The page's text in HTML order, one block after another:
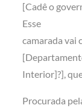
[Cadê o
Esse
camarada vai
Interior]?],
Procurada